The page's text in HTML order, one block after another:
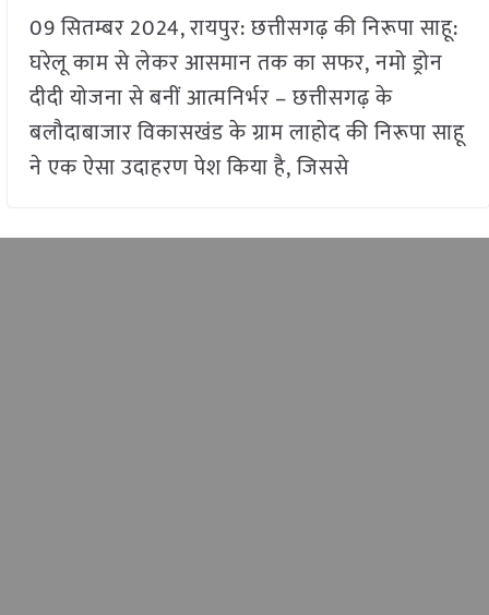
09 सितम्बर 2024, रायपुर: छत्तीसगढ़ की निरूपा साहू:
घरेलू काम से लेकर आसमान तक का सफर, नमो ड्रोन
दीदी योजना से बनीं आत्मनिर्भर – छत्तीसगढ़ के
बलौदाबाजार विकासखंड के ग्राम लाहोद की निरूपा साहू
ने एक ऐसा उदाहरण पेश किया है, जिससे